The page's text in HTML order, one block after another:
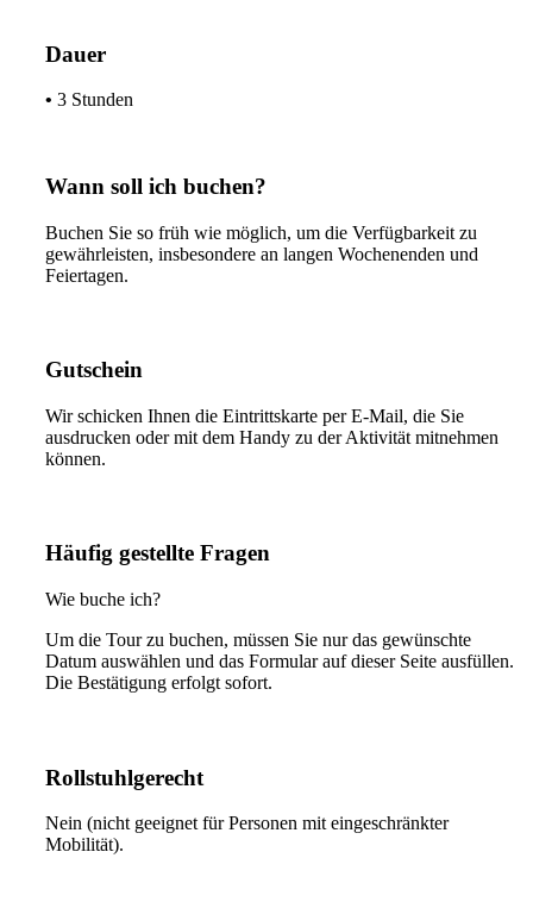
Dauer
• 3 Stunden
Wann soll ich buchen?
Buchen Sie so früh wie möglich, um die Verfügbarkeit zu
gewährleisten, insbesondere an langen Wochenenden und
Feiertagen.
Gutschein
Wir schicken Ihnen die Eintrittskarte per E-Mail, die Sie
ausdrucken oder mit dem Handy zu der Aktivität mitnehmen
können.
Häufig gestellte Fragen
Wie buche ich?
Um die Tour zu buchen, müssen Sie nur das gewünschte
Datum auswählen und das Formular auf dieser Seite ausfüllen.
Die Bestätigung erfolgt sofort.
Rollstuhlgerecht
Nein (nicht geeignet für Personen mit eingeschränkter
Mobilität).